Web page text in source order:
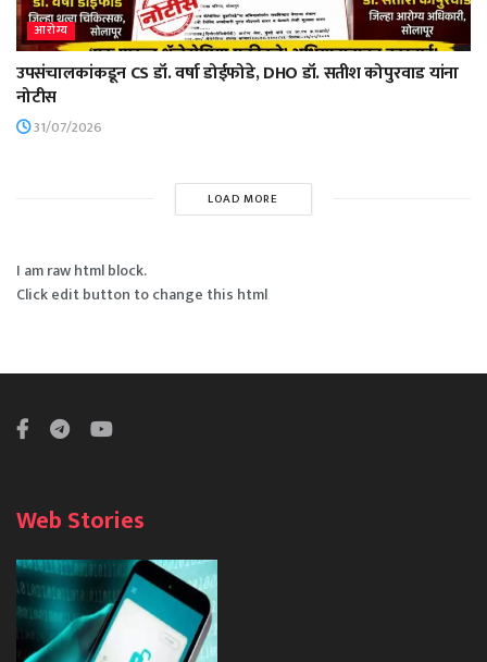
आरोग्य
उपसंचालकांकडून CS डॉ. वर्षा डोईफोडे, DHO डॉ. सतीश कोपुरवाड यांना
नोटीस
31/07/2026
LOAD MORE
I am raw html block.
Click edit button to change this html
Web Stories